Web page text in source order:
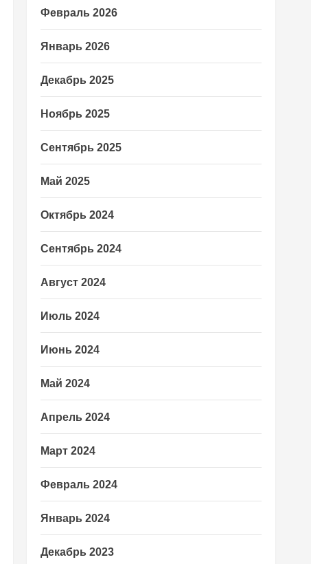
Февраль 2026
Январь 2026
Декабрь 2025
Ноябрь 2025
Сентябрь 2025
Май 2025
Октябрь 2024
Сентябрь 2024
Август 2024
Июль 2024
Июнь 2024
Май 2024
Апрель 2024
Март 2024
Февраль 2024
Январь 2024
Декабрь 2023